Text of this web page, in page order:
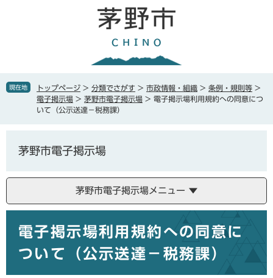
で
ば現在地 トップページ > 分類でさがす > 市政情報・組織 > 条例・規則等 >
電子掲示場 > 茅野市電子掲示場 > 電子掲示場利用規約への同意につ
いて（公示送達－税務課）
茅野市電子掲示場
茅野市電子掲示場メニュー
電子掲示場利用規約への同意に
ついて（公示送達－税務課）